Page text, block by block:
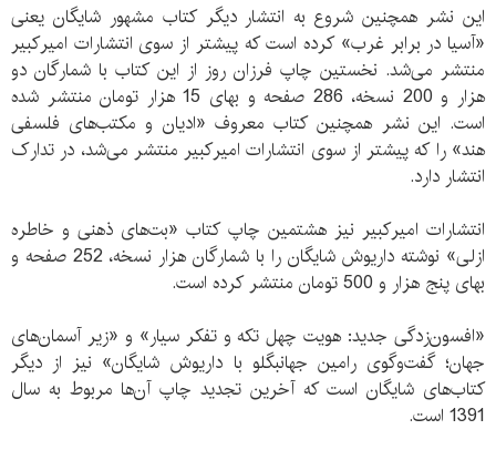
این نشر همچنین شروع به انتشار دیگر کتاب مشهور شایگان یعنی
«آسیا در برابر غرب» کرده است که پیشتر از سوی انتشارات امیرکبیر
منتشر می‌شد. نخستین چاپ فرزان روز از این کتاب با شمارگان دو
هزار و 200 نسخه، 286 صفحه و بهای 15 هزار تومان منتشر شده
است. این نشر همچنین کتاب معروف «ادیان و مکتب‌های فلسفی
هند» را که پیشتر از سوی انتشارات امیرکبیر منتشر می‌شد، در تدارک
انتشار دارد.
انتشارات امیرکبیر نیز هشتمین چاپ کتاب «بت‌های ذهنی و خاطره
ازلی» نوشته داریوش شایگان را با شمارگان هزار نسخه، 252 صفحه و
بهای پنج هزار و 500 تومان منتشر کرده است.
«افسون‌زدگی جديد: هويت چهل تكه و تفكر سيار» و «زیر آسمان‌های
جهان؛ گفت‌وگوی رامین جهانبگلو با داریوش شایگان» نیز از دیگر
کتاب‌های شایگان است که آخرین تجدید چاپ آن‌ها مربوط به سال
1391 است.